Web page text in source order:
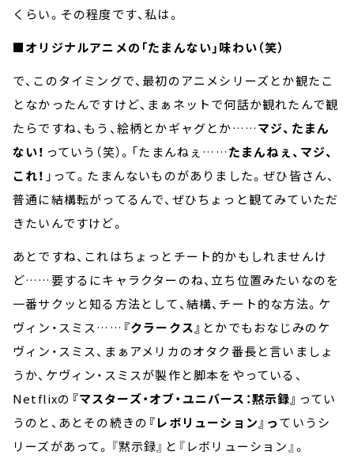
くらい。その程度です、私は。
■オリジナルアニメの「たまんない」味わい（笑）
で、このタイミングで、最初のアニメシリーズとか観たこ
となかったんですけど、まぁネットで何話か観れたんで観
たらですね、もう、絵柄とかギャグとか……マジ、たまん
ない！ っていう（笑）。「たまんねぇ……たまんねぇ、マジ、
これ！ 」って。たまんないものがありました。ぜひ皆さん、
普通に結構転がってるんで、ぜひちょっと観てみていただ
きたいんですけど。
あとですね、これはちょっとチート的かもしれませんけ
ど……要するにキャラクターのね、立ち位置みたいなのを
一番サクッと知る方法として、結構、チート的な方法。ケ
ヴィン・スミス…… 『クラークス』 とかでもおなじみのケ
ヴィン・スミス、まぁアメリカのオタク番長と言いましょ
うか、ケヴィン・スミスが製作と脚本をやっている、
Netflixの 『マスターズ・オブ・ユニバース：黙示録』 ってい
うのと、あとその続きの 『レボリューション』っていうシ
リーズがあって。『黙示録』と『レボリューション』。